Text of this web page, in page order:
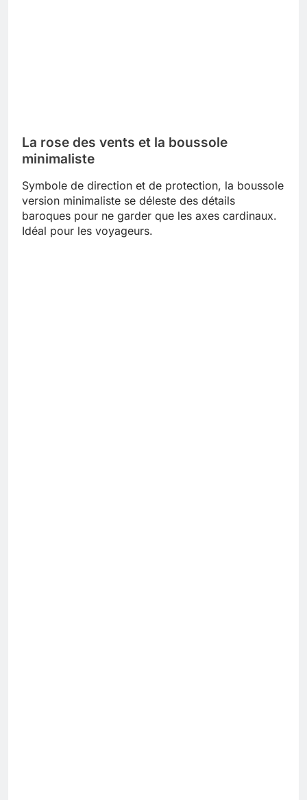
La rose des vents et la boussole
minimaliste
Symbole de direction et de protection, la boussole
version minimaliste se déleste des détails
baroques pour ne garder que les axes cardinaux.
Idéal pour les voyageurs.